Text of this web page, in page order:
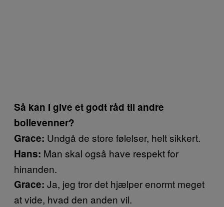
Så kan I give et godt råd til andre
bollevenner?
Grace: Undgå de store følelser, helt sikkert.
Hans: Man skal også have respekt for
hinanden.
Grace: Ja, jeg tror det hjælper enormt meget
at vide, hvad den anden vil.